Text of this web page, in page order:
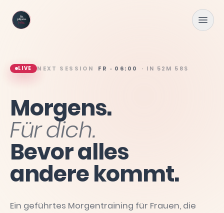
LIVE NEXT SESSION FR · 06:00 · IN 52M 56S
Morgens.
Fürdich.
Bevoralles
anderekommt.
Ein geführtes Morgentraining für Frauen, die